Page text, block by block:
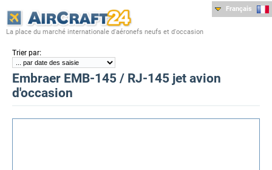
La place du marché internationale d'aéronefs neufs et d'occasion
Français
Trier par:
Embraer EMB-145 / RJ-145 jet avion
d'occasion